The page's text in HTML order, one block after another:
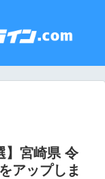
】宮崎県 令
アップしま